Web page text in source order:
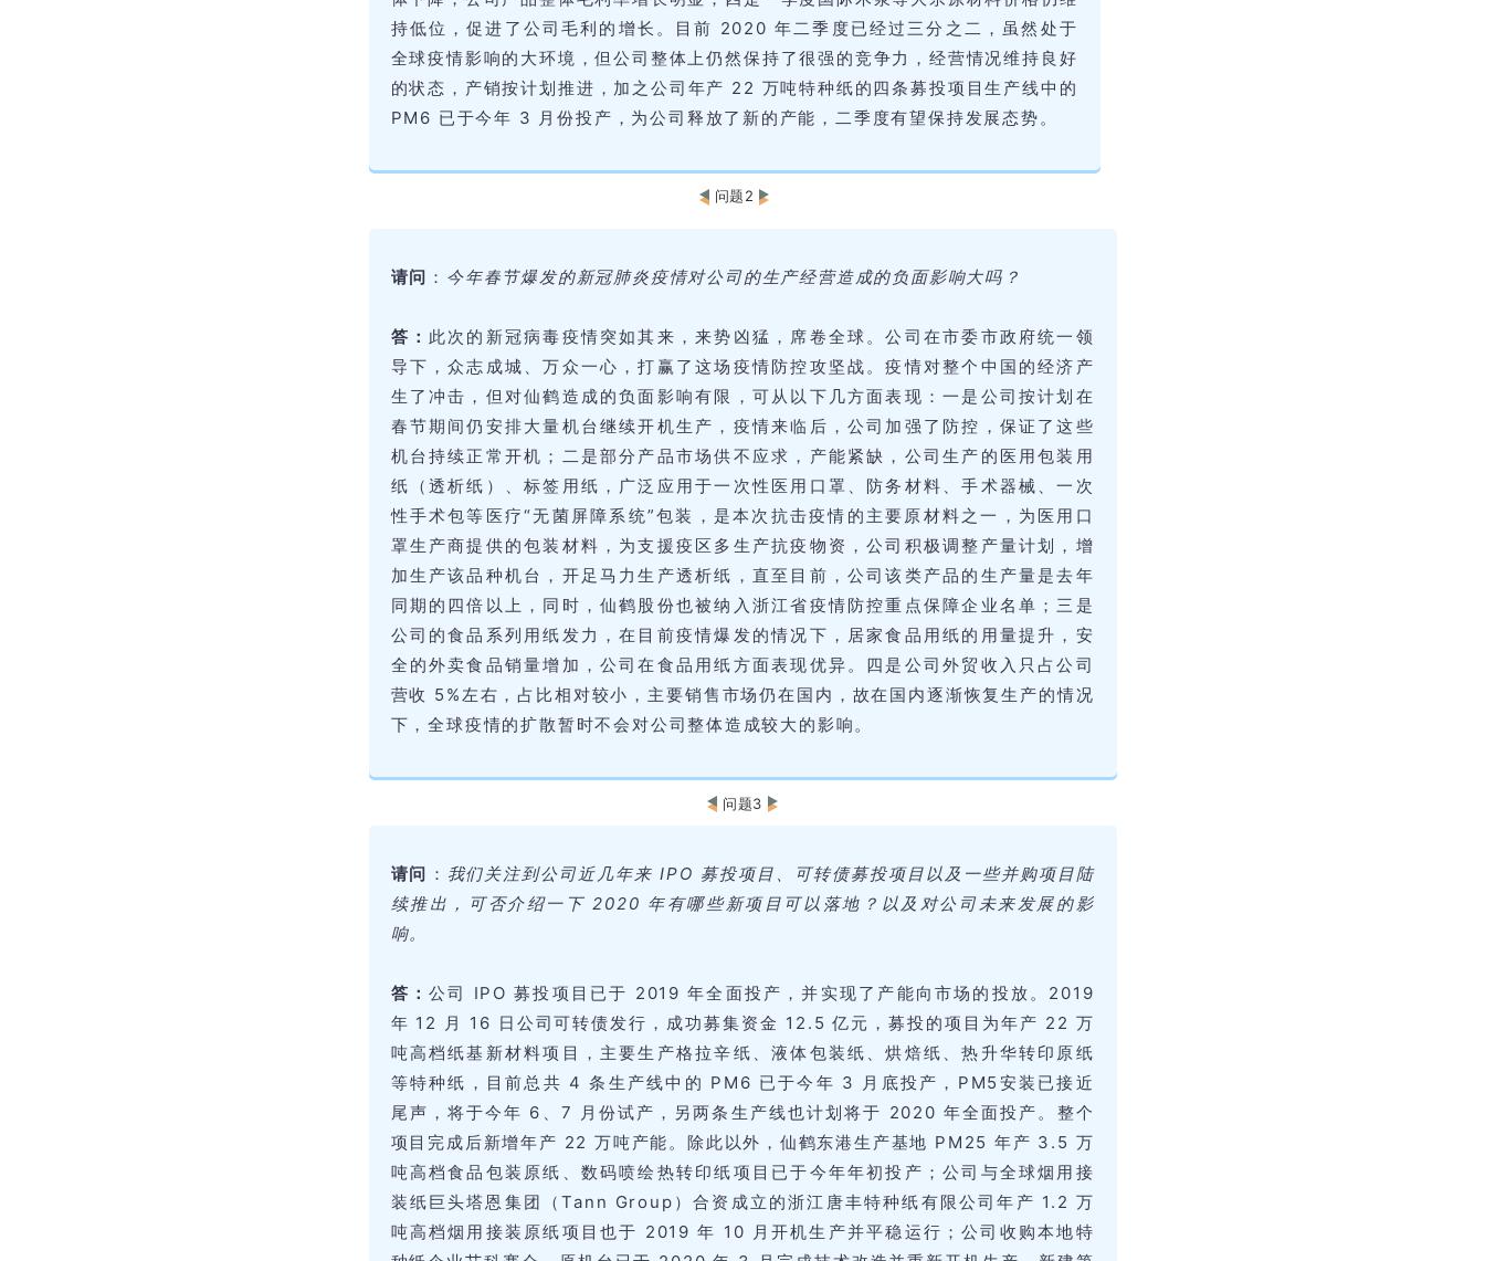
持低位，促进了公司毛利的增长。目前 2020 年二季度已经过三分之二，虽然处于
全球疫情影响的大环境，但公司整体上仍然保持了很强的竞争力，经营情况维持良好
的状态，产销按计划推进，加之公司年产 22 万吨特种纸的四条募投项目生产线中的
PM6 已于今年 3 月份投产，为公司释放了新的产能，二季度有望保持发展态势。
问题2
请问 ： 今年春节爆发的新冠肺炎疫情对公司的生产经营造成的负面影响大吗？
答： 此次的新冠病毒疫情突如其来，来势凶猛，席卷全球。公司在市委市政府统一领
导下，众志成城、万众一心，打赢了这场疫情防控攻坚战。疫情对整个中国的经济产
生了冲击，但对仙鹤造成的负面影响有限，可从以下几方面表现：一是公司按计划在
春节期间仍安排大量机台继续开机生产，疫情来临后，公司加强了防控，保证了这些
机台持续正常开机；二是部分产品市场供不应求，产能紧缺，公司生产的医用包装用
纸（透析纸）、标签用纸，广泛应用于一次性医用口罩、防务材料、手术器械、一次
性手术包等医疗“无菌屏障系统”包装，是本次抗击疫情的主要原材料之一，为医用口
罩生产商提供的包装材料，为支援疫区多生产抗疫物资，公司积极调整产量计划，增
加生产该品种机台，开足马力生产透析纸，直至目前，公司该类产品的生产量是去年
同期的四倍以上，同时，仙鹤股份也被纳入浙江省疫情防控重点保障企业名单；三是
公司的食品系列用纸发力，在目前疫情爆发的情况下，居家食品用纸的用量提升，安
全的外卖食品销量增加，公司在食品用纸方面表现优异。四是公司外贸收入只占公司
营收 5%左右，占比相对较小，主要销售市场仍在国内，故在国内逐渐恢复生产的情况
下，全球疫情的扩散暂时不会对公司整体造成较大的影响。
问题3
请问 ： 我们关注到公司近几年来 IPO 募投项目、可转债募投项目以及一些并购项目陆
续推出，可否介绍一下 2020 年有哪些新项目可以落地？以及对公司未来发展的影
响。
答： 公司 IPO 募投项目已于 2019 年全面投产，并实现了产能向市场的投放。2019
年 12 月 16 日公司可转债发行，成功募集资金 12.5 亿元，募投的项目为年产 22 万
吨高档纸基新材料项目，主要生产格拉辛纸、液体包装纸、烘焙纸、热升华转印原纸
等特种纸，目前总共 4 条生产线中的 PM6 已于今年 3 月底投产，PM5安装已接近
尾声，将于今年 6、7 月份试产，另两条生产线也计划将于 2020 年全面投产。整个
项目完成后新增年产 22 万吨产能。除此以外，仙鹤东港生产基地 PM25 年产 3.5 万
吨高档食品包装原纸、数码喷绘热转印纸项目已于今年年初投产；公司与全球烟用接
装纸巨头塔恩集团（Tann Group）合资成立的浙江唐丰特种纸有限公司年产 1.2 万
吨高档烟用接装原纸项目也于 2019 年 10 月开机生产并平稳运行；公司收购本地特